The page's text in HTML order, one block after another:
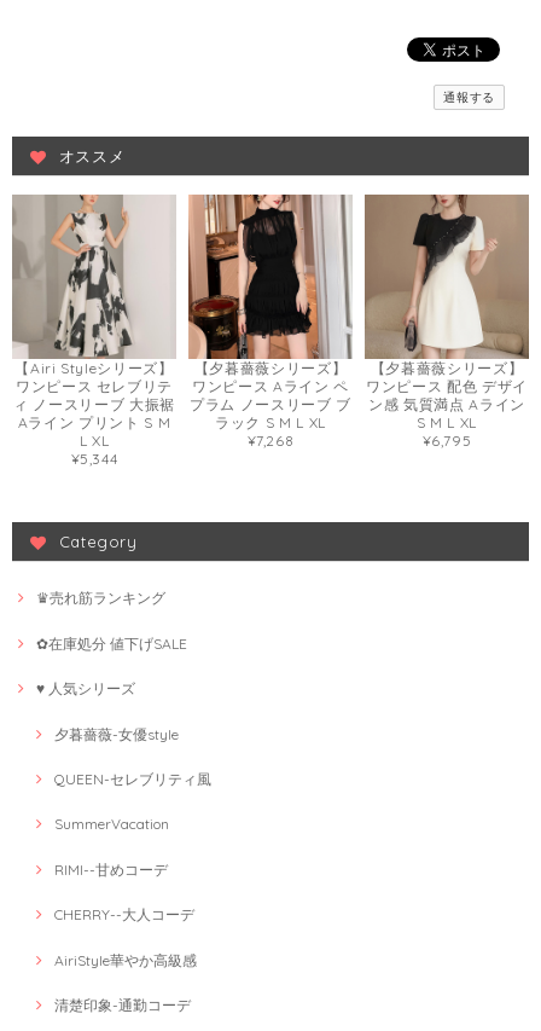
通報する
オススメ
【Airi Styleシリーズ】
ワンピース セレブリテ
ィ ノースリーブ 大振裾
Aライン プリント S M
L XL
¥5,344
【夕暮薔薇シリーズ】
ワンピース Aライン ペ
プラム ノースリーブ ブ
ラック S M L XL
¥7,268
【夕暮薔薇シリーズ】
ワンピース 配色 デザイ
ン感 気質満点 Aライン
S M L XL
¥6,795
Category
♛売れ筋ランキング
✿在庫処分 値下げSALE
♥ 人気シリーズ
夕暮薔薇-女優style
QUEEN-セレブリティ風
SummerVacation
RIMI--甘めコーデ
CHERRY--大人コーデ
AiriStyle華やか高級感
清楚印象-通勤コーデ